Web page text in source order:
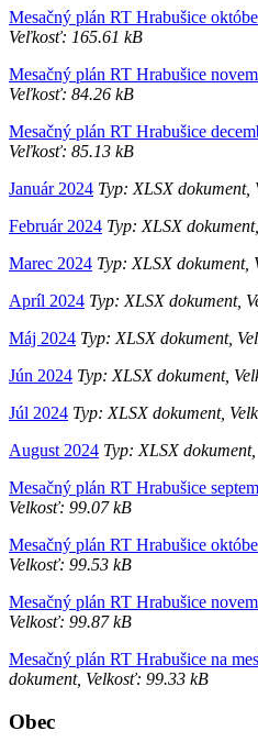
Mesačný plán RT Hrabušice
Veľkosť: 165.61 kB
Mesačný plán RT Hrabušice
Veľkosť: 84.26 kB
Mesačný plán RT Hrabušice
Veľkosť: 85.13 kB
Január 2024 Typ: XLSX dokument,
Február 2024 Typ: XLSX
Marec 2024 Typ: XLSX dokument,
Apríl 2024 Typ: XLSX dokument,
Máj 2024 Typ: XLSX dokument,
Jún 2024 Typ: XLSX dokument,
Júl 2024 Typ: XLSX dokument,
August 2024 Typ: XLSX
Mesačný plán RT Hrabušice
Velkosť: 99.07 kB
Mesačný plán RT Hrabušice
Velkosť: 99.53 kB
Mesačný plán RT Hrabušice
Velkosť: 99.87 kB
Mesačný plán RT Hrabušice na
dokument, Velkosť: 99.33 kB
Obec